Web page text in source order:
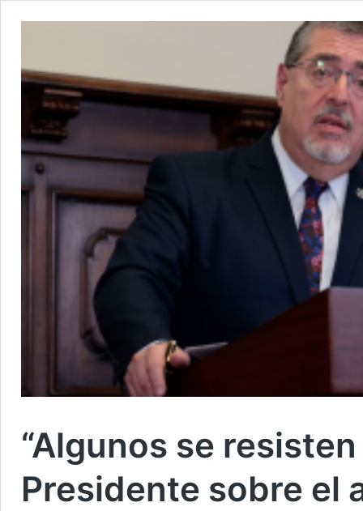
“Algunos se
Presidente sobre el